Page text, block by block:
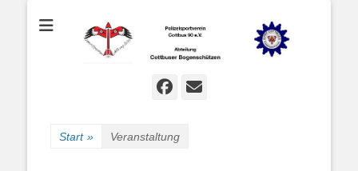
Cottbuser
Bogenschützen
Bogenschießen in Cottbus
Facebook
E-
Start » Veranstaltung